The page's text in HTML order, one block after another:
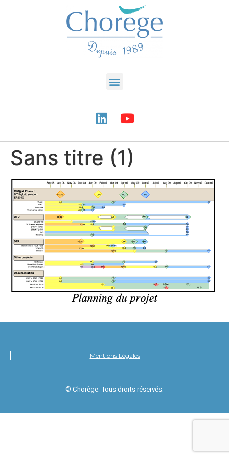
Sans titre (1)
Mentions Légales
© Chorège. Tous droits réservés.